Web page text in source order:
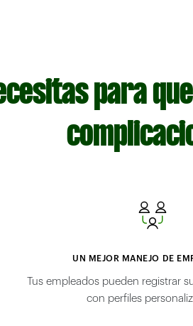
para
UN MEJOR MANEJO DE
Tus empleados pueden registrar
con perfiles